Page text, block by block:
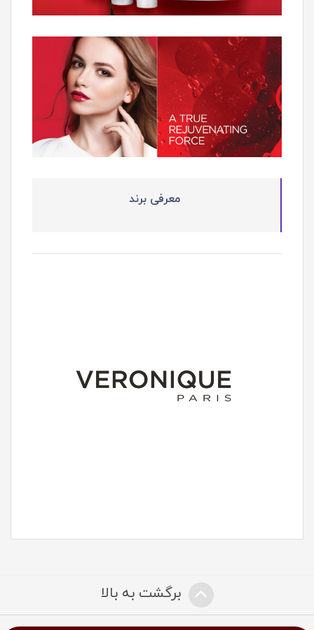
معرفی برند
برگشت به بالا